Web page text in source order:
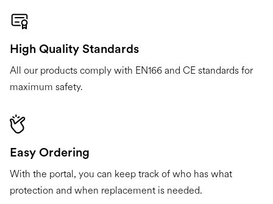
High Quality Standards
All our products comply with EN166 and CE standards for
maximum safety.
Easy Ordering
With the portal, you can keep track of who has what
protection and when replacement is needed.